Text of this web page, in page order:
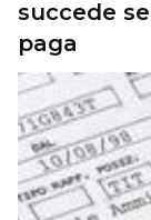
succede
paga